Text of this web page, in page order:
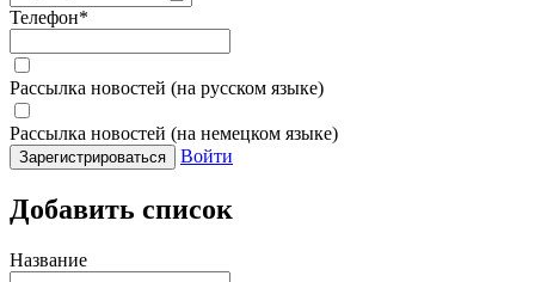
Телефон*
Рассылка новостей (на русском языке)
Рассылка новостей (на немецком языке)
Зарегистрироваться Войти
Добавить список
Название